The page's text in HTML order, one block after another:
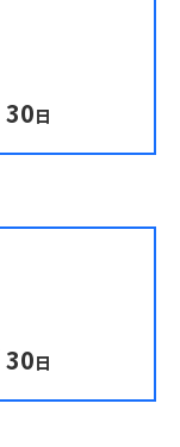
30日
30日